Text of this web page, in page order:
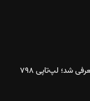
هواوی میت‌بوک پرو S معرفی شد؛ لپ‌تاپی ۷۹۸